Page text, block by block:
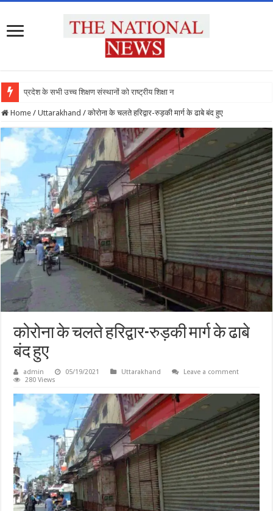
प्रदेश के सभी उच्च शिक्षण संस्थानों को राष्ट्रीय शिक्षा नीति के अनु
Home / Uttarakhand / कोरोना के चलते हरिद्वार-रुड़की मार्ग के ढाबे बंद हुए
कोरोना के चलते हरिद्वार-रुड़की मार्ग के ढाबे
बंद हुए
admin 05/19/2021 Uttarakhand
Leave a comment
280 Views